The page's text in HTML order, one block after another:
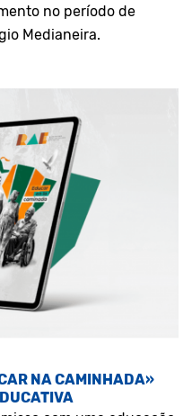
no período de
Medianeira.
NA CAMINHADA»